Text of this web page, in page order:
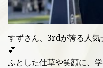
すずさん、3rdが誇る人気
💕
ふとした仕草や笑顔に、